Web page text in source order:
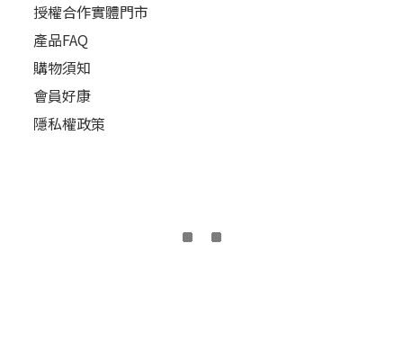
授權合作實體門市
產品FAQ
購物須知
會員好康
隱私權政策